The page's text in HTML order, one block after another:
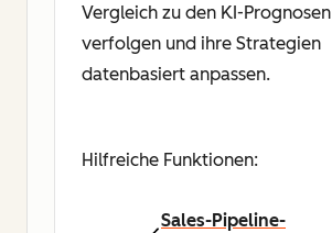
Vergleich zu den KI-Prognosen
verfolgen und ihre Strategien
datenbasiert anpassen.
Hilfreiche Funktionen:
Sales-Pipeline-